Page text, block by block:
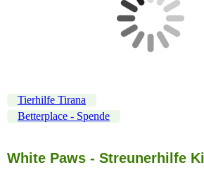
Tierhilfe Tirana
Betterplace - Spende
White Paws - Streunerhilfe